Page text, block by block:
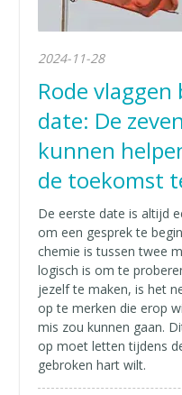
2024-11-28
Rode vlaggen
date: De
kunnen
de toekomst
De eerste date is altijd
om een gesprek te
chemie is tussen twee
logisch is om te
jezelf te maken, is het
op te merken die erop
mis zou kunnen gaan.
op moet letten tijdens
gebroken hart wilt.